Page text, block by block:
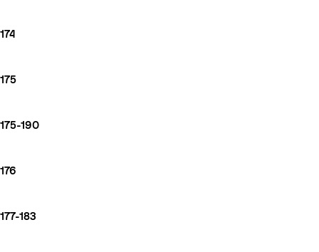
174
175
175-190
176
177-183